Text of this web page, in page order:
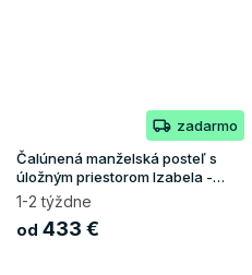
zadarmo
Čalúnená manželská posteľ s
úložným priestorom Izabela -
biela
1-2 týždne
od 433 €